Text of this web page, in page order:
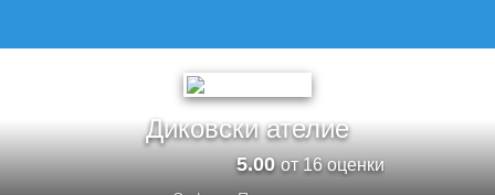
Диковски ателие
5.00от 16 оценки